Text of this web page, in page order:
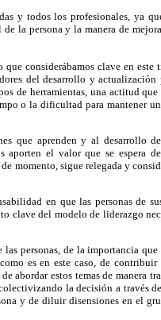
y todos los profesionales, ya
la persona y la manera de
que considerábamos clave en este
del desarrollo y actualización
de herramientas, una actitud
o la dificultad para mantener
que aprenden y al desarrollo
aporten el valor que se espera
momento, sigue relegada y
en que las personas de
clave del modelo de liderazgo
personas, de la importancia
es en este caso, de
abordar estos temas de manera
la decisión a través
y de diluir disensiones en el